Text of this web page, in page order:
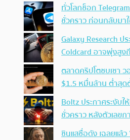
ทั่วโลกช็อก
ชั่วคราว ก่อนกลับมา
Galaxy Research ป
Coldcard อาจพุ่งสูง
ตลาดคริปโตซบเซา
$1.5 หมื่นล้าน ต่ำสุ
Boltz ประกาศระงับ
ชั่วคราว หลังตัวเลข
ซินแสชื่อดัง เฉลยแล้ว